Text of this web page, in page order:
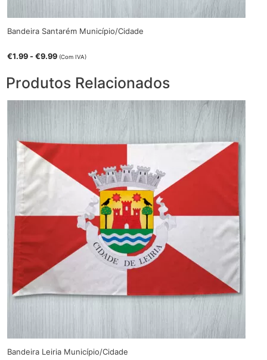
Bandeira Santarém Município/Cidade
€1.99 -€9.99 (Com IVA)
Produtos Relacionados
Bandeira Leiria Município/Cidade